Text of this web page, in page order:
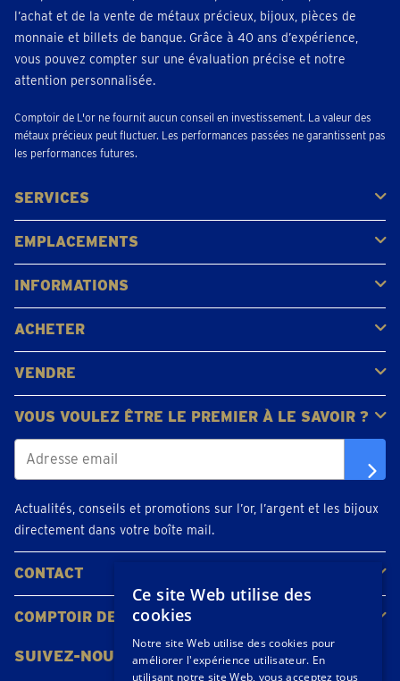
l’achat et de la vente de métaux précieux, bijoux, pièces de
monnaie et billets de banque. Grâce à 40 ans d’expérience,
vous pouvez compter sur une évaluation précise et notre
attention personnalisée.
Comptoir de L'or ne fournit aucun conseil en investissement. La valeur des
métaux précieux peut fluctuer. Les performances passées ne garantissent pas
les performances futures.
SERVICES
Acheter
Vendre
Vente aux enchères
EMPLACEMENTS
Gerpinnes
Liège
Namur
Waterloo
Woluwe-Saint-Lambert
Voir tous les emplacements
INFORMATIONS
FAQ
Avis clients
ACHETER
Acheter de l'or
Acheter des pièces
Acheter de l'argent
VENDRE
Bijoux en or
Pièces d'or
Lingots d'or
VOUS VOULEZ ÊTRE LE PREMIER À LE SAVOIR ?
Actualités, conseils et promotions sur l’or, l’argent et les bijoux
directement dans votre boîte mail.
CONTACT
Contacter
Planifiez votre rendez-vous
Emplacements
COMPTOIR DE L'OR
SUIVEZ-NOUS
Ce site Web utilise des
cookies
Notre site Web utilise des cookies pour
améliorer l'expérience utilisateur. En
utilisant notre site Web, vous acceptez tous